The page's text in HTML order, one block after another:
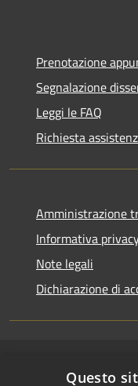
Prenotazione
Segnalazione
Leggi le FAQ
Richiesta
Amministrazione
Informativa
Note legali
Dichiarazione di
Questo